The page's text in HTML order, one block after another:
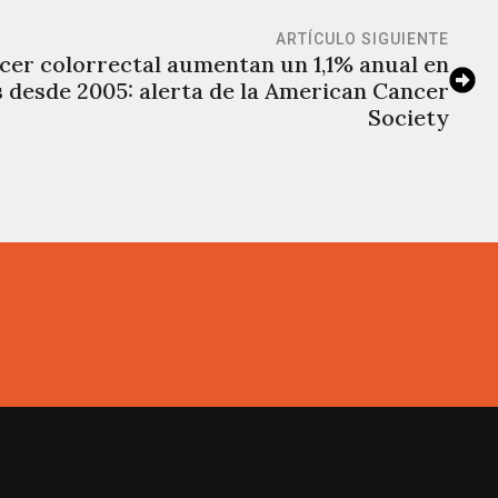
ARTÍCULO SIGUIENTE
colorrectal aumentan un 1,1% anual en
desde 2005: alerta de la American Cancer
Society